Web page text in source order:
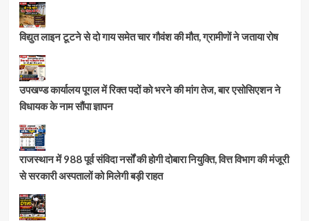
विद्युत लाइन टूटने से दो गाय समेत चार गौवंश की मौत, ग्रामीणों ने जताया रोष
उपखण्ड कार्यालय पूगल में रिक्त पदों को भरने की मांग तेज, बार एसोसिएशन ने
विधायक के नाम सौंपा ज्ञापन
राजस्थान में 988 पूर्व संविदा नर्सों की होगी दोबारा नियुक्ति, वित्त विभाग की मंजूरी
से सरकारी अस्पतालों को मिलेगी बड़ी राहत